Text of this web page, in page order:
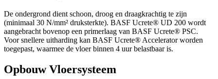
De ondergrond dient schoon, droog en draagkrachtig te zijn
(minimaal 30 N/mm² druksterkte). BASF Ucrete® UD 200 wordt
aangebracht bovenop een primerlaag van BASF Ucrete® PSC.
Voor snellere uitharding kan BASF Ucrete® Accelerator worden
toegepast, waarmee de vloer binnen 4 uur belastbaar is.
Opbouw Vloersysteem